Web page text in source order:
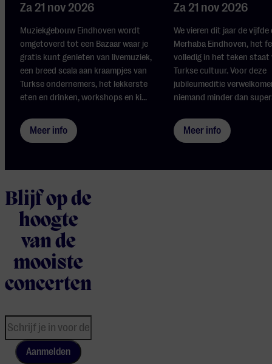
Za 21 nov 2026
Muziekgebouw Eindhoven wordt
omgetoverd tot een Bazaar waar je
gratis kunt genieten van livemuziek,
een breed scala aan kraampjes van
Turkse ondernemers, het lekkerste
eten en drinken, workshops en ki...
Meer info
Za 21 nov 2026
We vieren dit jaar de
Merhaba Eindhoven, het
volledig in het teken staat
Turkse cultuur. Voor deze
jubileumeditie
niemand minder dan
Meer info
Blijf op de
hoogte
van de
mooiste
concerten
Aanmelden